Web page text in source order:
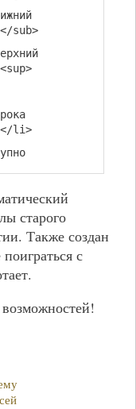
sub>
li>
старого
Также создан
с